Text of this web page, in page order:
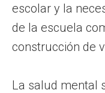
escolar y la
de la escuela
construcción de
La salud mental